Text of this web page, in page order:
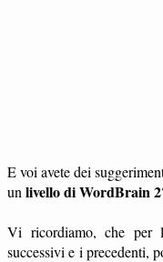
E voi avete dei
un livello di WordBrain 2
Vi ricordiamo, che per
successivi e i precedenti,